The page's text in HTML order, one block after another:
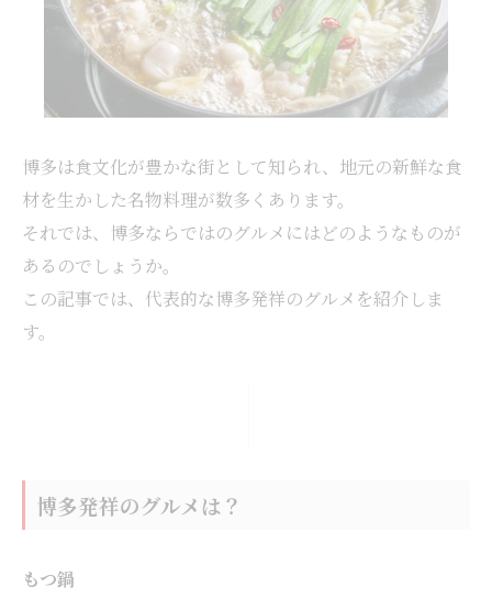
博多は食文化が豊かな街として知られ、地元の新鮮な食
材を生かした名物料理が数多くあります。
それでは、博多ならではのグルメにはどのようなものが
あるのでしょうか。
この記事では、代表的な博多発祥のグルメを紹介しま
す。
博多発祥のグルメは？
もつ鍋